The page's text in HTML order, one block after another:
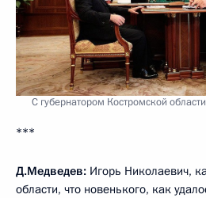
С губернатором Костромской
***
Д.Медведев: Игорь Николаевич,
области, что новенького, как